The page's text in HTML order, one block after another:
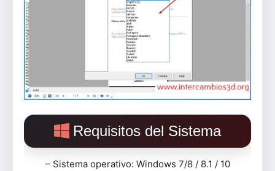
Requisitos del Sistema
– Sistema operativo: Windows 7/8 / 8.1 / 10